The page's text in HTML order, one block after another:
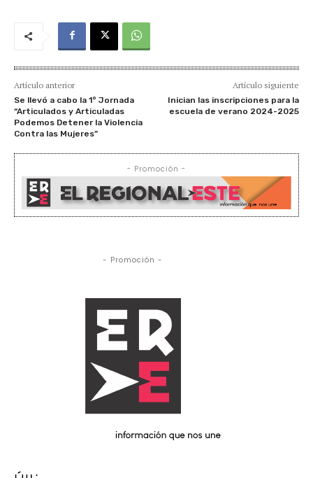
Artículo anterior
Se llevó a cabo la 1° Jornada
“Articulados y Articuladas
Podemos Detener la Violencia
Contra las Mujeres”
Artículo siguiente
Inician las inscripciones para la
escuela de verano 2024-2025
- Promoción -
- Promoción -